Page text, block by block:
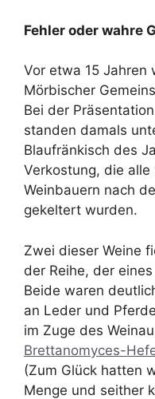
Fehler oder wahre
Vor etwa 15 Jahren
Mörbischer
Bei der
standen damals
Blaufränkisch des
Verkostung, die
Weinbauern nach
gekeltert wurden.
Zwei dieser Weine
der Reihe, der
Beide waren
an Leder und
im Zuge des
Brettanomyces-
(Zum Glück hatten
Menge und seither